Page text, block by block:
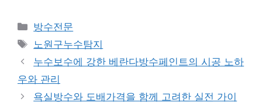
카
테
리
방수전문
태
그
노원구누수탐지
누수보수에 강한 베란다방수페인트의 시공 노하
우와 관리
욕실방수와 도배가격을 함께 고려한 실전 가이